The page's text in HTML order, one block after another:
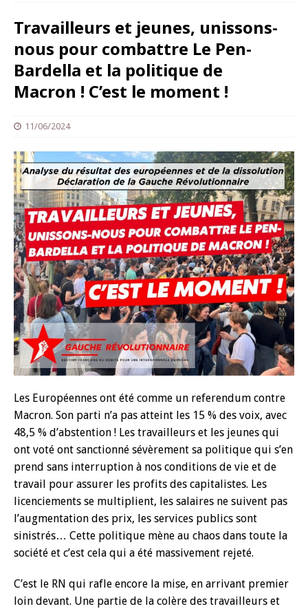
Travailleurs et jeunes, unissons-
nous pour combattre Le Pen-
Bardella et la politique de
Macron ! C’est le moment !
11/06/2024
Les Européennes ont été comme un referendum contre
Macron. Son parti n’a pas atteint les 15 % des voix, avec
48,5 % d’abstention ! Les travailleurs et les jeunes qui
ont voté ont sanctionné sévèrement sa politique qui s’en
prend sans interruption à nos conditions de vie et de
travail pour assurer les profits des capitalistes. Les
licenciements se multiplient, les salaires ne suivent pas
l’augmentation des prix, les services publics sont
sinistrés… Cette politique mène au chaos dans toute la
société et c’est cela qui a été massivement rejeté.
C’est le RN qui rafle encore la mise, en arrivant premier
loin devant. Une partie de la colère des travailleurs et